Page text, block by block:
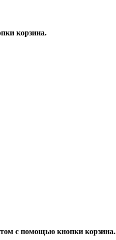
корзина.
с помощью кнопки корзина.